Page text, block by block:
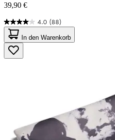
39,90 €
4.0 (88)
4.0
von
5
Sternen.
88
In den Warenkorb